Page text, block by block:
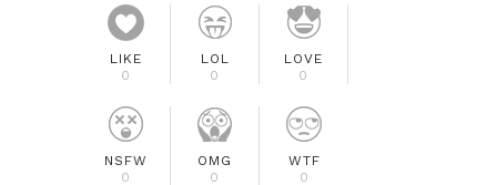
LIKE
0
LOL
0
LOVE
0
NSFW
0
OMG
0
WTF
0